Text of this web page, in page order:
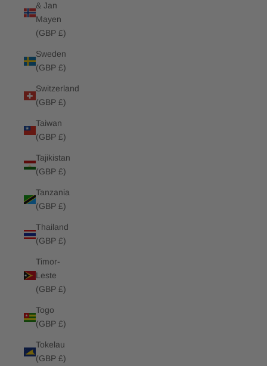
& Jan
Mayen
(GBP £)
Sweden
(GBP £)
Switzerland
(GBP £)
Taiwan
(GBP £)
Tajikistan
(GBP £)
Tanzania
(GBP £)
Thailand
(GBP £)
Timor-
Leste
(GBP £)
Togo
(GBP £)
Tokelau
(GBP £)